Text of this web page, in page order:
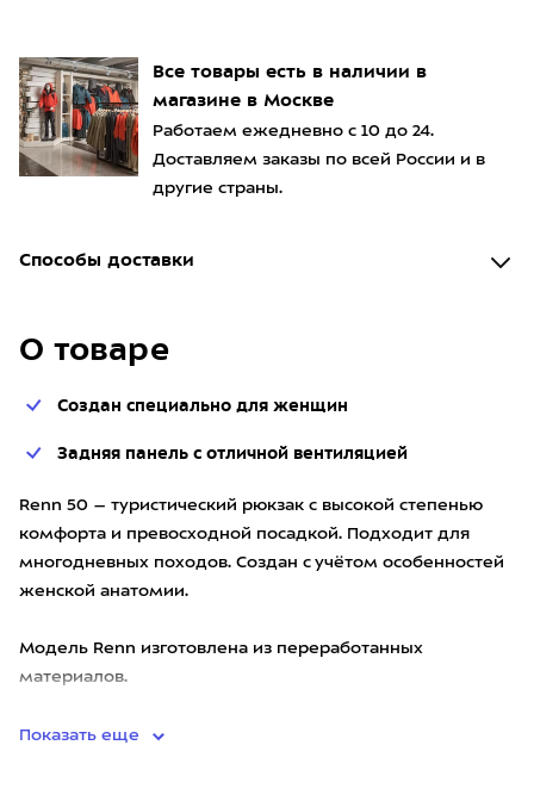
Все товары есть в наличии в
магазине в Москве
Работаем ежедневно с 10 до 24.
Доставляем заказы по всей России и в
другие страны.
Способы доставки
О товаре
Создан специально для женщин
Задняя панель с отличной вентиляцией
Renn 50 – туристический рюкзак с высокой степенью
комфорта и превосходной посадкой. Подходит для
многодневных походов. Создан с учётом особенностей
женской анатомии.
Модель Renn изготовлена из переработанных
материалов.
Показать еще